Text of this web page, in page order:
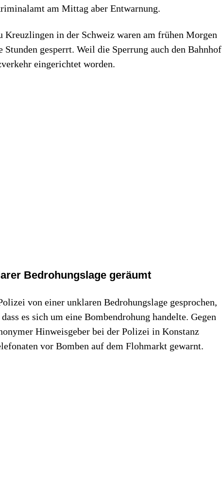
am Mittag aber Entwarnung.
Kreuzlingen in der Schweiz waren am frühen Morgen
gesperrt. Weil die Sperrung auch den Bahnhof
eingerichtet worden.
Bedrohungslage geräumt
von einer unklaren Bedrohungslage gesprochen,
es sich um eine Bombendrohung handelte. Gegen
Hinweisgeber bei der Polizei in Konstanz
vor Bomben auf dem Flohmarkt gewarnt.